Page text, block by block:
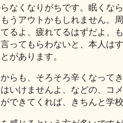
なくなりがちです。眠くな
うアウトかもしれません。
るよ、疲れてるはずだよ、
ってもらわないと、本人は
があります。
らも、そろそろ辛くなって
いけませんよ、などの、コ
できてくれば、きちんと学